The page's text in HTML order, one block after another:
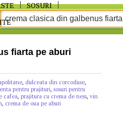
SOSURI
fiarta pe aburi
, dulceata din corcoduse,
pentru prajituri, sosuri pentru
cafea, prajitura cu crema de ness, vin
, crema de oua pe aburi